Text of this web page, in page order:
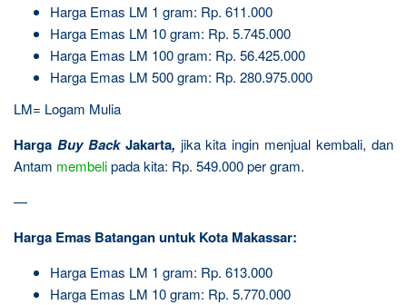
Harga Emas LM 1 gram: Rp. 611.000
Harga Emas LM 10 gram: Rp. 5.745.000
Harga Emas LM 100 gram: Rp. 56.425.000
Harga Emas LM 500 gram: Rp. 280.975.000
LM= Logam Mulia
Harga Buy Back Jakarta, jika kita ingin menjual kembali, dan
Antam membelipada kita: Rp. 549.000 per gram.
—
Harga Emas Batangan untuk Kota Makassar:
Harga Emas LM 1 gram: Rp. 613.000
Harga Emas LM 10 gram: Rp. 5.770.000